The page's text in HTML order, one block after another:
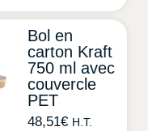
Bol en
carton Kraft
750 ml avec
couvercle
PET
48,51€ H.T.